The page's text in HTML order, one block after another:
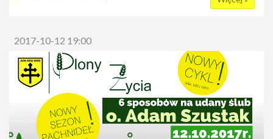
Miejsce:kmpus SGGW
786 Warszawa)
Wydarzenie na Facebooku:
facebook.com/events/157922954791930
Wstęp bezpłatny, Brak rezerwacji miejsc
2017-10-12 19:00